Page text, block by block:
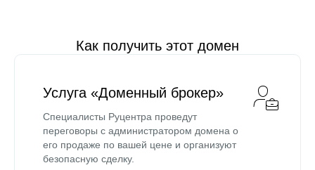
Как получить этот домен
Услуга «Доменный брокер»
Специалисты Руцентра проведут
переговоры с администратором домена о
его продаже по вашей цене и организуют
безопасную сделку.